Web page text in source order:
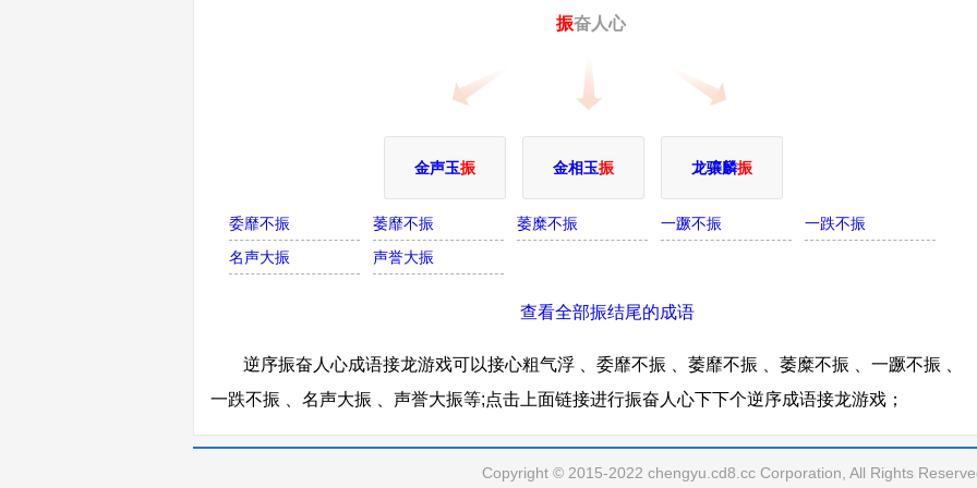
振奋人心
金声玉振 金相玉振 龙骧麟振
委靡不振 萎靡不振 萎糜不振 一蹶不振
一跌不振
名声大振
声誉大振
查看全部振结尾的成语
逆序振奋人心成语接龙游戏可以接心粗气浮 、委靡不振 、萎靡不振 、萎糜不振 、一蹶不振 、
一跌不振 、名声大振 、声誉大振等;点击上面链接进行振奋人心下下个逆序成语接龙游戏；
Copyright © 2015-2022 chengyu.cd8.cc Corporation, All Rights